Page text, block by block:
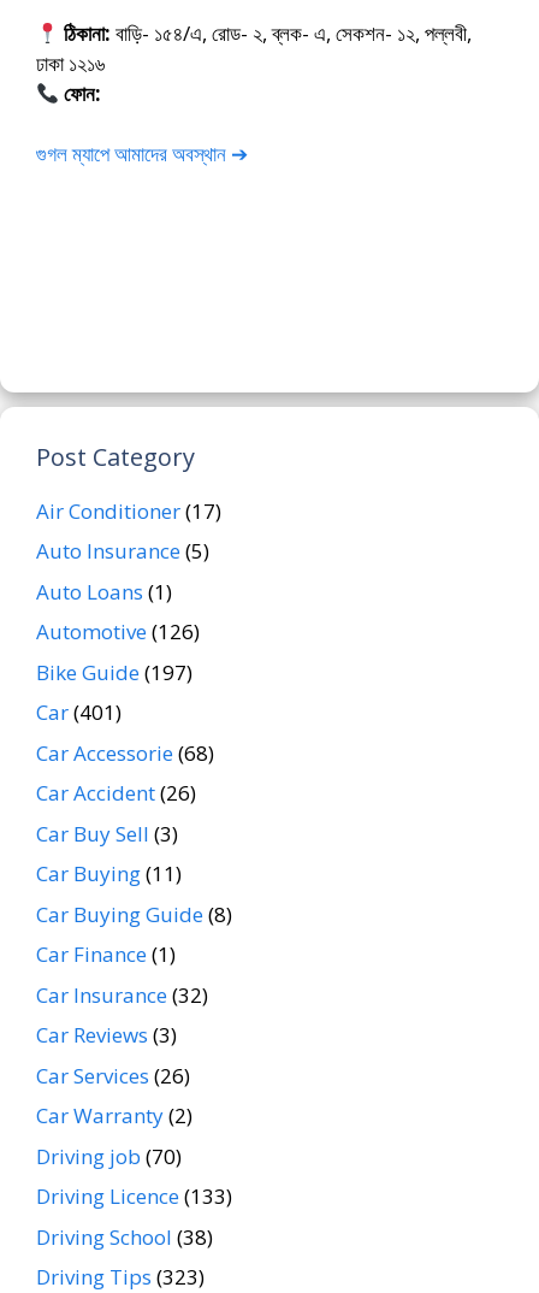
ঠিকানা: বাড়ি- ১৫৪/এ, রোড- ২, ব্লক- এ, সেকশন- ১২, পল্লবী,
ঢাকা ১২১৬
ফোন:
গুগল ম্যাপে আমাদের অবস্থান ➔
Post Category
Air Conditioner(17)
Auto Insurance(5)
Auto Loans (1)
Automotive(126)
Bike Guide(197)
Car(401)
Car Accessorie(68)
Car Accident(26)
Car Buy Sell (3)
Car Buying(11)
Car Buying Guide(8)
Car Finance(1)
Car Insurance(32)
Car Reviews (3)
Car Services (26)
Car Warranty(2)
Driving job (70)
Driving Licence(133)
Driving School (38)
Driving Tips (323)